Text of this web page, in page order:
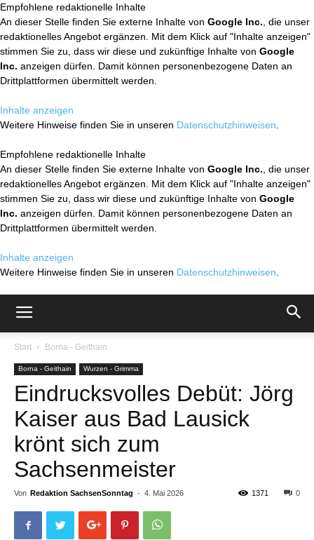
Empfohlene redaktionelle Inhalte
An dieser Stelle finden Sie externe Inhalte von Google Inc. , die unser
redaktionelles Angebot ergänzen. Mit dem Klick auf "Inhalte anzeigen"
stimmen Sie zu, dass wir diese und zukünftige Inhalte von Google
Inc. anzeigen dürfen. Damit können personenbezogene Daten an
Drittplattformen übermittelt werden.
Inhalte anzeigen
Weitere Hinweise finden Sie in unseren Datenschutzhinweisen
Empfohlene redaktionelle Inhalte
An dieser Stelle finden Sie externe Inhalte von Google Inc. , die unser
redaktionelles Angebot ergänzen. Mit dem Klick auf "Inhalte anzeigen"
stimmen Sie zu, dass wir diese und zukünftige Inhalte von Google
Inc. anzeigen dürfen. Damit können personenbezogene Daten an
Drittplattformen übermittelt werden.
Inhalte anzeigen
Weitere Hinweise finden Sie in unseren Datenschutzhinweisen
Start Borna - Geithain
Borna - Geithain Wurzen - Grimma
Eindrucksvolles Debüt: Jörg
Kaiser aus Bad Lausick
krönt sich zum
Sachsenmeister
Von Redaktion SachsenSonntag - 4. Mai 2026 0
1371